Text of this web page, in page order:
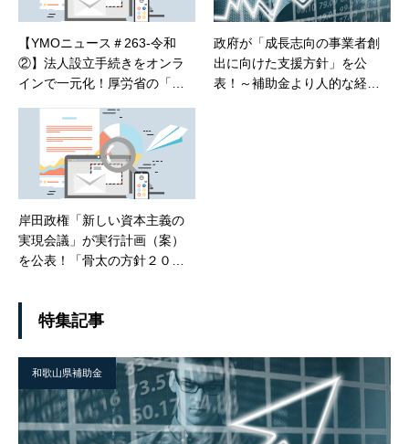
【YMOニュース＃263-令和
②】法人設立手続きをオンラ
インで一元化！厚労省の「新
政府が「成長志向の事業者創
出に向けた支援方針」を公
表！～補助金より人的な経営
岸田政権「新しい資本主義の
実現会議」が実行計画（案）
を公表！「骨太の方針２０２
特集記事
和歌山県補助金